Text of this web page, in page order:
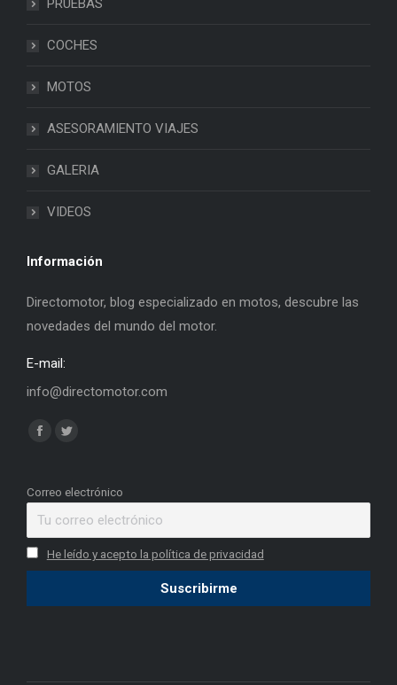
PRUEBAS
COCHES
MOTOS
ASESORAMIENTO VIAJES
GALERIA
VIDEOS
Información
Directomotor, blog especializado en motos, descubre las
novedades del mundo del motor.
E-mail:
info@directomotor.com
Find us on:
Facebook
opens
window
Twitter
opens
window
Correo electrónico
He leído y acepto la política de privacidad